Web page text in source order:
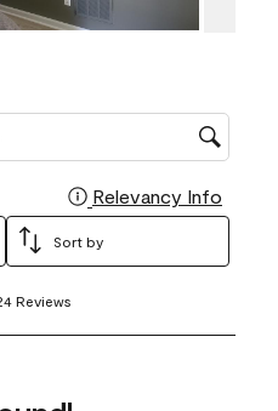
Relevancy Info
Sort by
Reviews